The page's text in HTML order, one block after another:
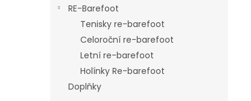
RE-Barefoot
Tenisky re-barefoot
Celoroční re-barefoot
Letní re-barefoot
Holínky Re-barefoot
Doplňky